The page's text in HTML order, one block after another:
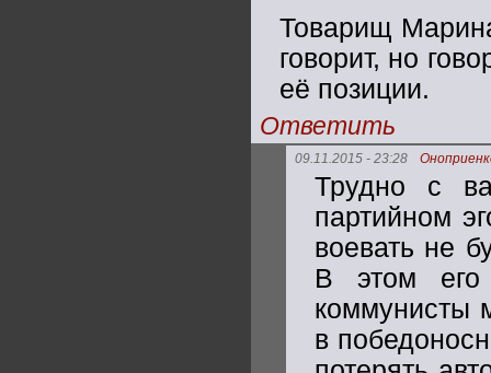
Товарищ
говорит, но
её позиции.
Ответить
09.11.2015 - 23:28
Трудно с
партийном
воевать не
В этом его
коммунисты
в